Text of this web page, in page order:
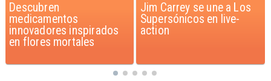
Jim Carrey se une a Los
Supersónicos en live-
action
Iaán: la historia de
superación que inspira a
Chile